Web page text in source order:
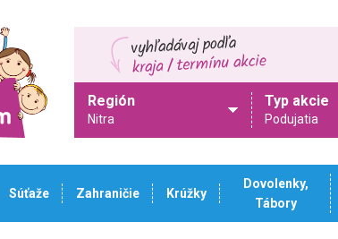
Región
Nitra
Typ akcie
Podujatia
Súťaže Zahraničie Krúžky
Dovolenky,
Tábory